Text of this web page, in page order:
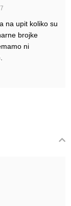
na upit koliko su
brojke
ni